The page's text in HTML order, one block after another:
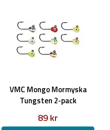
VMC Mongo Mormyska
Tungsten 2-pack
89 kr